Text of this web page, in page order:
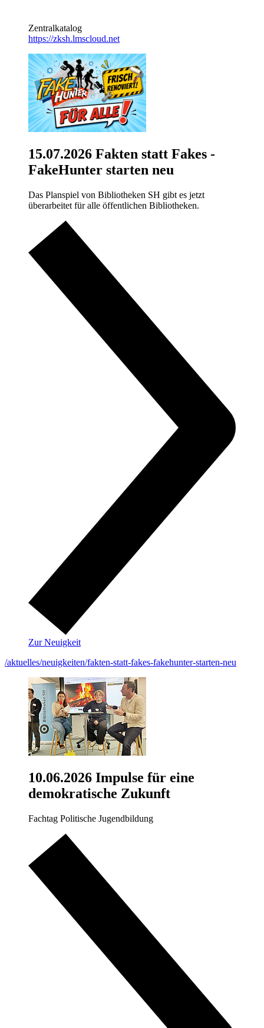
Zentralkatalog
https://zksh.lmscloud.net
15.07.2026 Fakten statt Fakes -
FakeHunter starten neu
Das Planspiel von Bibliotheken SH gibt es jetzt
überarbeitet für alle öffentlichen Bibliotheken.
Zur Neuigkeit
/aktuelles/neuigkeiten/fakten-statt-fakes-fakehunter-starten-neu
10.06.2026 Impulse für eine
demokratische Zukunft
Fachtag Politische Jugendbildung